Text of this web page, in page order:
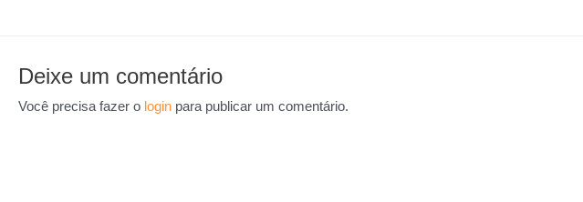
Deixe um comentário
Você precisa fazer o login para publicar um comentário.